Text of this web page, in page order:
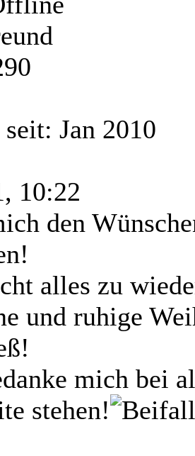
Jan 2010
10:22
den
alles zu
und ruhige
mich bei
stehen!